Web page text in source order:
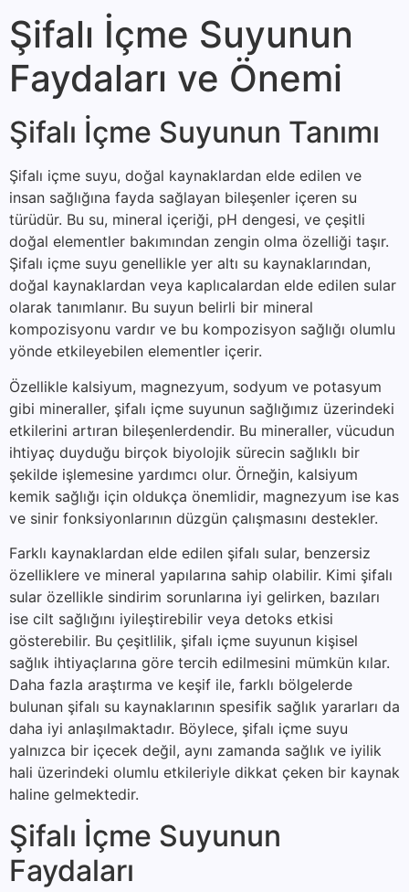
Şifalı İçme Suyunun
Faydaları ve Önemi
Şifalı İçme Suyunun Tanımı
Şifalı içme suyu, doğal kaynaklardan elde edilen ve
insan sağlığına fayda sağlayan bileşenler içeren su
türüdür. Bu su, mineral içeriği, pH dengesi, ve çeşitli
doğal elementler bakımından zengin olma özelliği taşır.
Şifalı içme suyu genellikle yer altı su kaynaklarından,
doğal kaynaklardan veya kaplıcalardan elde edilen sular
olarak tanımlanır. Bu suyun belirli bir mineral
kompozisyonu vardır ve bu kompozisyon sağlığı olumlu
yönde etkileyebilen elementler içerir.
Özellikle kalsiyum, magnezyum, sodyum ve potasyum
gibi mineraller, şifalı içme suyunun sağlığımız üzerindeki
etkilerini artıran bileşenlerdendir. Bu mineraller, vücudun
ihtiyaç duyduğu birçok biyolojik sürecin sağlıklı bir
şekilde işlemesine yardımcı olur. Örneğin, kalsiyum
kemik sağlığı için oldukça önemlidir, magnezyum ise kas
ve sinir fonksiyonlarının düzgün çalışmasını destekler.
Farklı kaynaklardan elde edilen şifalı sular, benzersiz
özelliklere ve mineral yapılarına sahip olabilir. Kimi şifalı
sular özellikle sindirim sorunlarına iyi gelirken, bazıları
ise cilt sağlığını iyileştirebilir veya detoks etkisi
gösterebilir. Bu çeşitlilik, şifalı içme suyunun kişisel
sağlık ihtiyaçlarına göre tercih edilmesini mümkün kılar.
Daha fazla araştırma ve keşif ile, farklı bölgelerde
bulunan şifalı su kaynaklarının spesifik sağlık yararları da
daha iyi anlaşılmaktadır. Böylece, şifalı içme suyu
yalnızca bir içecek değil, aynı zamanda sağlık ve iyilik
hali üzerindeki olumlu etkileriyle dikkat çeken bir kaynak
haline gelmektedir.
Şifalı İçme Suyunun
Faydaları